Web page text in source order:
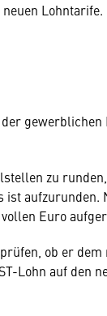
Lohntarife.
zu
aufzurunden.
Euro
ob er
Lohn auf den